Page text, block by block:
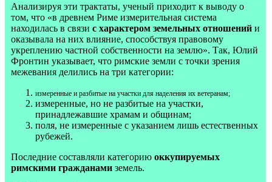
Анализируя эти трактаты, ученый приходит к выводу о
том, что «в древнем Риме измерительная система
находилась в связи с характером земельных отношений и
оказывала на них влияние, способствуя правовому
укреплению частной собственности на землю». Так, Юлий
Фронтин указывает, что римские земли с точки зрения
межевания делились на три категории:
измеренные и разбитые на участки для наделения их ветеранам;
измеренные, но не разбитые на участки,
принадлежавшие храмам и общинам;
поля, не измеренные с указанием лишь естественных
рубежей.
Последние составляли категорию оккупируемых
римскими гражданами земель.